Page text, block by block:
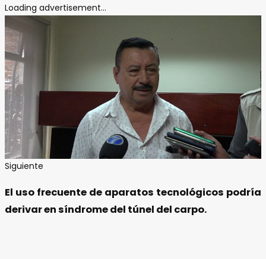
Loading advertisement...
Siguiente
El uso frecuente de aparatos tecnológicos podría
derivar en síndrome del túnel del carpo.